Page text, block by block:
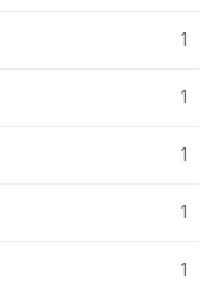
1
1
1
1
1